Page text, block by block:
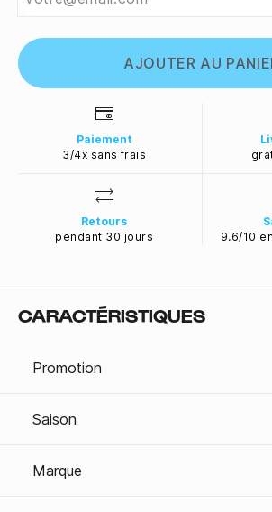
AJOUTER AU
Paiement
3/4x sans frais
Retours
pendant 30 jours
9.6/10
CARACTÉRISTIQUES
Promotion
Saison
Marque